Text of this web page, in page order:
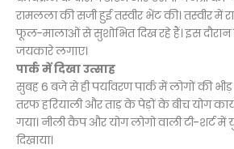
रामलला की सजी हुई तस्वीर भेंट की। तस्वीर में
फूल-मालाओं से सुशोभित दिख रहे हैं। इस दौरान
जयकारे लगाए।
पार्क में दिखा उत्साह
सुबह 6 बजे से ही पर्यावरण पार्क में लोगों की
तरफ हरियाली और ताड़ के पेड़ों के बीच योग
गया। नीली कैप और योग लोगो वाली टी-शर्ट
दिखाया।